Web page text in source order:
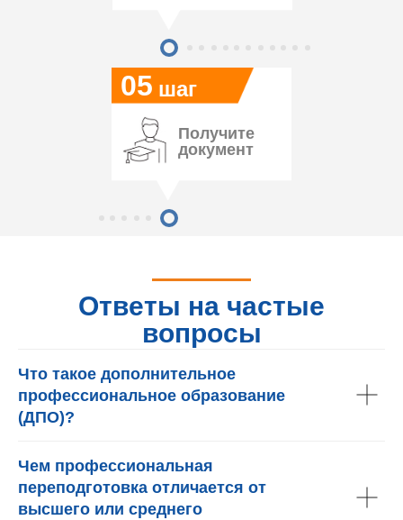
05 шаг
Получите
документ
Ответы на частые
вопросы
Что такое дополнительное
профессиональное образование
(ДПО)?
Чем профессиональная
переподготовка отличается от
высшего или среднего